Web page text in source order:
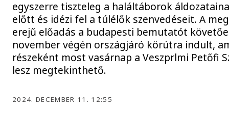
egyszerre tiszteleg a haláltáborok
előtt és idézi fel a túlélők szenvedéseit. A
erejű előadás a budapesti bemutatót
november végén országjáró körútra indult,
részeként most vasárnap a Veszprlmi Petőfi
lesz megtekinthető.
2024. DECEMBER 11. 12:55